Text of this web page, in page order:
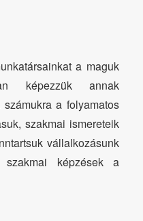
a maguk
képezzük annak
a folyamatos
szakmai ismereteik
vállalkozásunk
szakmai képzések a